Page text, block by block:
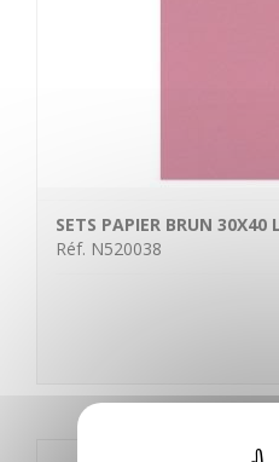
SETS PAPIER BRUN 30X40
Réf. N520038